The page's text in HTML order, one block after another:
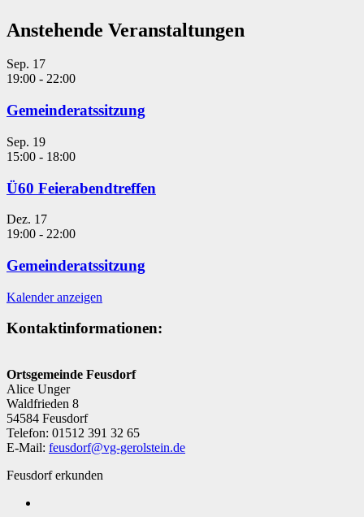
Anstehende Veranstaltungen
Sep. 17
19:00 - 22:00
Gemeinderatssitzung
Sep. 19
15:00 - 18:00
Ü60 Feierabendtreffen
Dez. 17
19:00 - 22:00
Gemeinderatssitzung
Kalender anzeigen
Kontaktinformationen:
Ortsgemeinde Feusdorf
Alice Unger
Waldfrieden 8
54584 Feusdorf
Telefon: 01512 391 32 65
E-Mail: feusdorf@vg-gerolstein.de
Feusdorf erkunden